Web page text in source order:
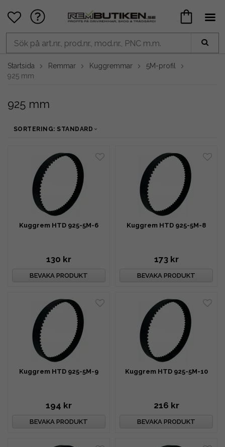
Startsida Remmar Kuggremmar
5M-profil
925 mm
925 mm
SORTERING: STANDARD
Kuggrem HTD 925-5M-6
130 kr
BEVAKA PRODUKT
Kuggrem HTD 925-5M-8
173 kr
BEVAKA PRODUKT
Kuggrem HTD 925-5M-9
194 kr
BEVAKA PRODUKT
Kuggrem HTD 925-5M-10
216 kr
BEVAKA PRODUKT